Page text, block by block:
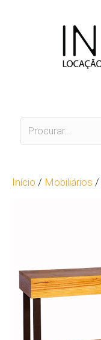
Início / Mobiliários /